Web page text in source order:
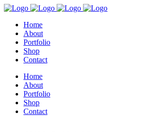
Home
About
Portfolio
Shop
Contact
Home
About
Portfolio
Shop
Contact